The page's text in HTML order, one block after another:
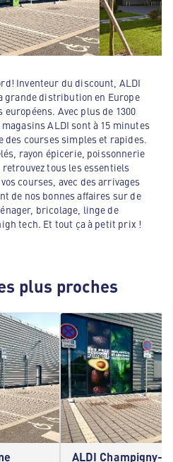
Inventeur du discount, ALDI
grande distribution en Europe
européens. Avec plus de 1300
ALDI sont à 15 minutes
des courses simples et rapides.
rayon épicerie, poissonnerie
tous les essentiels
courses, avec des arrivages
de nos bonnes affaires sur de
bricolage, linge de
tech. Et tout ça à petit prix !
plus proches
ALDI Champigny-